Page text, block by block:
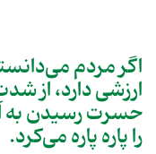
اگر مردم
ارزشی دارد، از
حسرت رسیدن به
را پاره پاره می‌کرد.